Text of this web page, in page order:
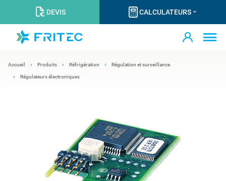
DEVIS CALCULATEURS
Accueil Produits Réfrigération Régulation et surveillance
Régulateurs électroniques